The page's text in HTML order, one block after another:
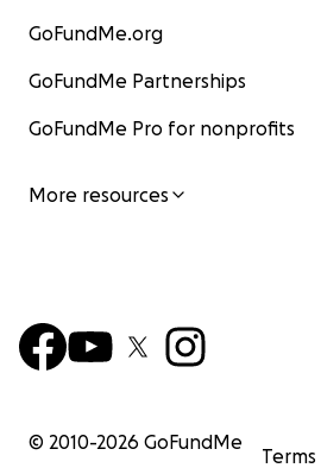
GoFundMe.org
GoFundMe Partnerships
GoFundMe Pro for nonprofits
More resources
© 2010-2026 GoFundMe
Terms